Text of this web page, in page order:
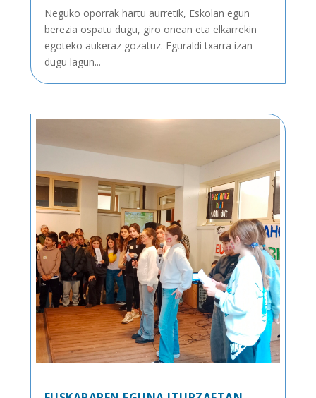
Neguko oporrak hartu aurretik, Eskolan egun
berezia ospatu dugu, giro onean eta elkarrekin
egoteko aukeraz gozatuz. Eguraldi txarra izan
dugu lagun...